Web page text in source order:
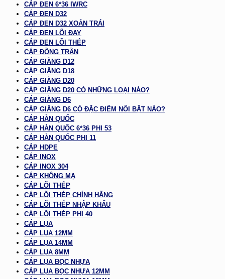
CÁP ĐEN 6*36 IWRC
CÁP ĐEN D32
CÁP ĐEN D32 XOẮN TRÁI
CÁP ĐEN LÕI ĐAY
CÁP ĐEN LÕI THÉP
CÁP ĐỒNG TRẦN
CÁP GIẰNG D12
CÁP GIẰNG D18
CÁP GIẰNG D20
CÁP GIẰNG D20 CÓ NHỮNG LOẠI NÀO?
CÁP GIẰNG D6
CÁP GIẰNG D6 CÓ ĐẶC ĐIỂM NỔI BẬT NÀO?
CÁP HÀN QUỐC
CÁP HÀN QUỐC 6*36 PHI 53
CÁP HÀN QUỐC PHI 11
CÁP HDPE
CÁP INOX
CÁP INOX 304
CÁP KHÔNG MẠ
CÁP LÕI THÉP
CÁP LÕI THÉP CHÍNH HÃNG
CÁP LÕI THÉP NHẬP KHẨU
CÁP LÕI THÉP PHI 40
CÁP LỤA
CÁP LỤA 12MM
CÁP LỤA 14MM
CÁP LỤA 8MM
CÁP LỤA BỌC NHỰA
CÁP LỤA BỌC NHỰA 12MM